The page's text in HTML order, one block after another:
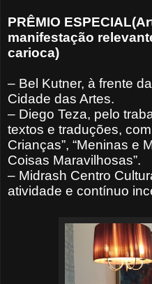
PRÊMIO
manifestação
carioca)
– Bel Kutner, à frente
Cidade das Artes.
– Diego Teza, pelo
textos e traduções,
Crianças”, “Meninas e
Coisas Maravilhosas”.
– Midrash Centro
atividade e contínuo